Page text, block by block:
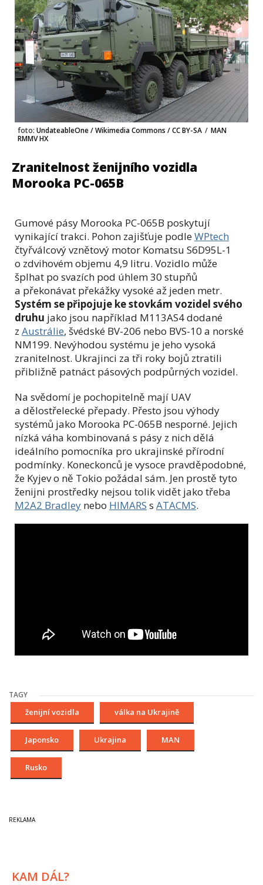
foto: UndateableOne / Wikimedia Commons / CC BY-SA / MAN
RMMV HX
Zranitelnost ženijního vozidla
Morooka PC-065B
Gumové pásy Morooka PC-065B poskytují
vynikající trakci. Pohon zajišťuje podleWPtech
čtyřválcový vznětový motor Komatsu S6D95L-1
o zdvihovém objemu 4,9 litru. Vozidlo může
šplhat po svazích pod úhlem 30 stupňů
a překonávat překážky vysoké až jeden metr.
Systém se připojuje ke stovkám vozidel svého
druhu jako jsou například M113AS4 dodané
z Austrálie, švédské BV-206 nebo BVS-10 a norské
NM199. Nevýhodou systému je jeho vysoká
zranitelnost. Ukrajinci za tři roky bojů ztratili
přibližně patnáct pásových podpůrných vozidel.
Na svědomí je pochopitelně mají UAV
a dělostřelecké přepady. Přesto jsou výhody
systémů jako Morooka PC-065B nesporné. Jejich
nízká váha kombinovaná s pásy z nich dělá
ideálního pomocníka pro ukrajinské přírodní
podmínky. Koneckonců je vysoce pravděpodobné,
že Kyjev o ně Tokio požádal sám. Jen prostě tyto
ženijni prostředky nejsou tolik vidět jako třeba
M2A2 Bradley nebo HIMARS s ATACMS.
TAGY
ženijní vozidla válka na Ukrajině
Japonsko Ukrajina MAN
Rusko
KAM DÁL?